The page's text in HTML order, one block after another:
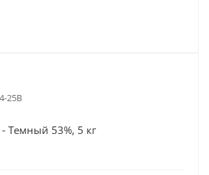
25B
Темный 53%, 5 кг